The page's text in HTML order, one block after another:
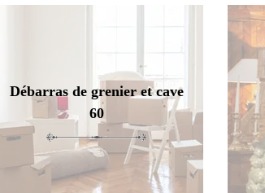
Débarras de grenier et cave
60